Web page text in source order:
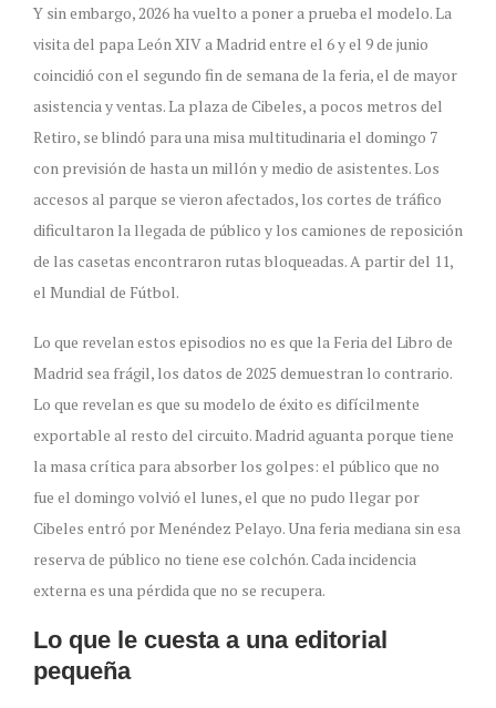
Y sin embargo, 2026 ha vuelto a poner a prueba el modelo. La
visita del papa León XIV a Madrid entre el 6 y el 9 de junio
coincidió con el segundo fin de semana de la feria, el de mayor
asistencia y ventas. La plaza de Cibeles, a pocos metros del
Retiro, se blindó para una misa multitudinaria el domingo 7
con previsión de hasta un millón y medio de asistentes. Los
accesos al parque se vieron afectados, los cortes de tráfico
dificultaron la llegada de público y los camiones de reposición
de las casetas encontraron rutas bloqueadas. A partir del 11,
el Mundial de Fútbol.
Lo que revelan estos episodios no es que la Feria del Libro de
Madrid sea frágil, los datos de 2025 demuestran lo contrario.
Lo que revelan es que su modelo de éxito es difícilmente
exportable al resto del circuito. Madrid aguanta porque tiene
la masa crítica para absorber los golpes: el público que no
fue el domingo volvió el lunes, el que no pudo llegar por
Cibeles entró por Menéndez Pelayo. Una feria mediana sin esa
reserva de público no tiene ese colchón. Cada incidencia
externa es una pérdida que no se recupera.
Lo que le cuesta a una editorial
pequeña